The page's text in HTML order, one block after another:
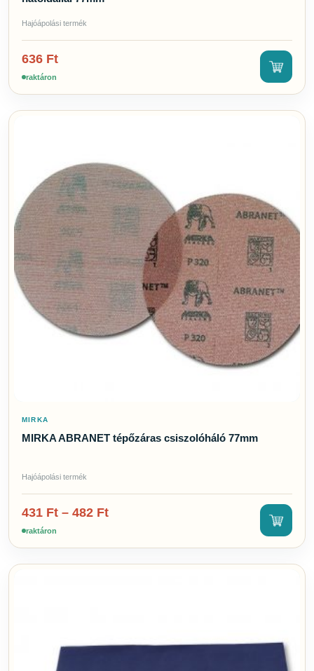
Hajóápolási termék
636 Ft
raktáron
MIRKA
MIRKA ABRANET tépőzáras csiszolóháló 77mm
Hajóápolási termék
431 Ft – 482 Ft
raktáron